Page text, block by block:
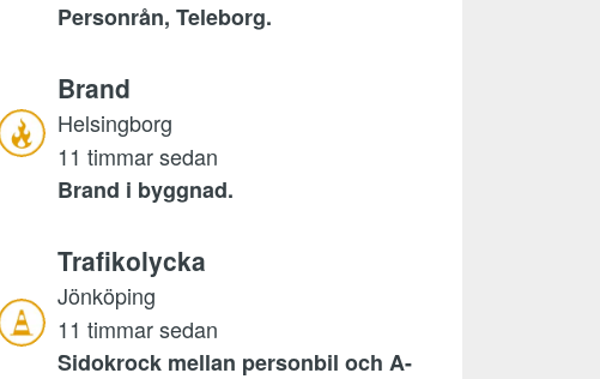
Personrån, Teleborg.
Brand
Helsingborg
11 timmar sedan
Brand i byggnad.
Trafikolycka
Jönköping
11 timmar sedan
Sidokrock mellan personbil och A-